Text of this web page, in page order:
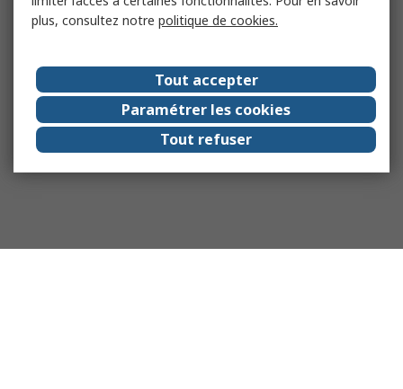
plus, consultez notre politique de cookies.
Tout accepter
Paramétrer les cookies
Tout refuser